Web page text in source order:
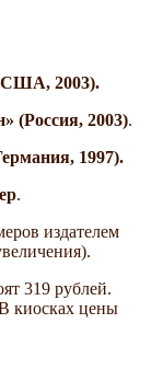
2003).
(Россия, 2003).
1997).
.
издателем
319 рублей.
киосках цены